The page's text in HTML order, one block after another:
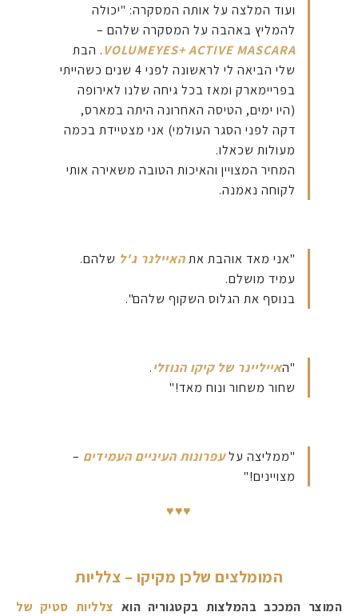
ועוד המלצה על אותה המסקרה: "יכולה
להמליץ באהבה על המסקרה שלהם –
VOLUMEYES+ ACTIVE MASCARA. הבת
שלי הביאה לי לראשונה לפני 4 שנים כשהייתי
בפריימארק ומאז בכל גיחה שלנו לאירופה
(היו ימים, הטיסה האחרונה היתה במארס,
דקה לפני הסגר העולמי) אני מצטיידת בכמה
מעולות שכאלו.
המחיר המצויין והאיכות הטובה משאירה אותי
לקוחה נאמנה.
"אני מאד אוהבת אתהאיילנר ג'ל שלהם.
עמיד מושלם.
בנוסף את הגלוס השקוף שלהם".
"האייליינר של קיקו הנוזלי.
שחור משחור ונוח מאד!"
"ממליצה עלעפרונות העיניים העמידים –
מצויינים!"
♥♥♥
המומלצים שלכן מקיקו – צלליות
המוצר המככב בהמלצות בקטגוריה הוא צלליות סטיק של